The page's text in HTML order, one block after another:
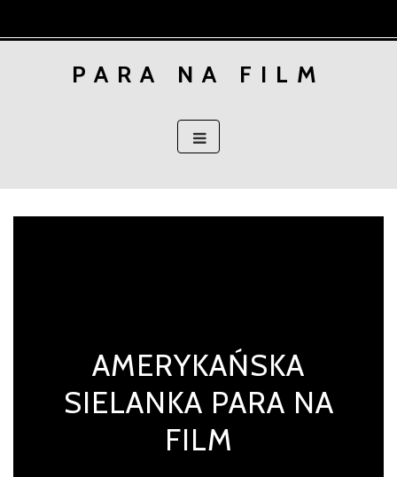
to
PARA NA FILM
AMERYKAŃSKA
SIELANKA PARA NA
FILM